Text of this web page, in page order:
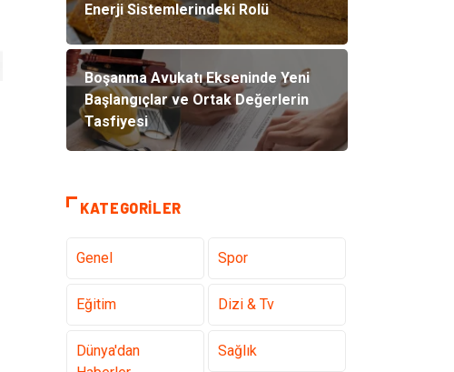
Enerji Sistemlerindeki Rolü
Boşanma Avukatı Ekseninde Yeni
Başlangıçlar ve Ortak Değerlerin
Tasfiyesi
KATEGORILER
Genel Spor
Eğitim Dizi & Tv
Dünya'dan
Sağlık